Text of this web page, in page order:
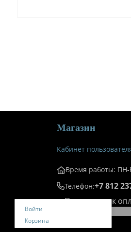
Войти
Корзина
Магазин
Кабинет
Время работы: ПН-
Телефон:+7 812
Принимаем к